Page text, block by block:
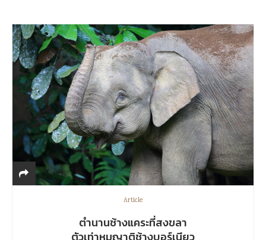
Article
ตำนานช้างแคระที่สงขลา
ตัวเท่าหมูญาติช้างบอร์เนียว